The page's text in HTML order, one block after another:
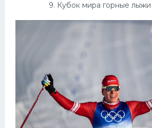
9. Кубок мира горные